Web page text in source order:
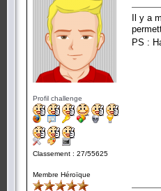
Profil challenge
Classement : 27/55625
Membre Héroïque
Il y a
PS :